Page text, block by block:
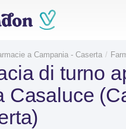
a Campania - Caserta
di turno
Casaluce